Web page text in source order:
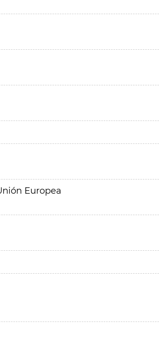
Europea